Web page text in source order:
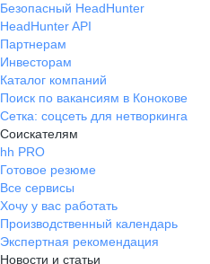
Безопасный HeadHunter
HeadHunter API
Партнерам
Инвесторам
Каталог компаний
Поиск по вакансиям в Конокове
Сетка: соцсеть для нетворкинга
Соискателям
hh PRO
Готовое резюме
Все сервисы
Хочу у вас работать
Производственный календарь
Экспертная рекомендация
Новости и статьи